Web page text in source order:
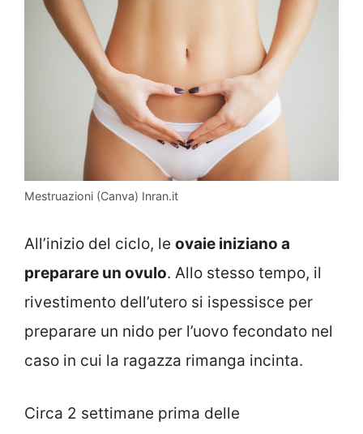
Mestruazioni (Canva) Inran.it
All’inizio del ciclo, le ovaie iniziano a
preparare un ovulo. Allo stesso tempo, il
rivestimento dell’utero si ispessisce per
preparare un nido per l’uovo fecondato nel
caso in cui la ragazza rimanga incinta.
Circa 2 settimane prima delle